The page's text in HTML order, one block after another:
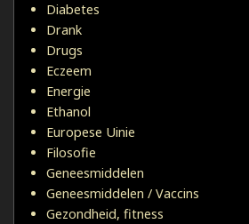
Diabetes
Drank
Drugs
Eczeem
Energie
Ethanol
Europese Uinie
Filosofie
Geneesmiddelen
Geneesmiddelen / Vaccins
Gezondheid, fitness